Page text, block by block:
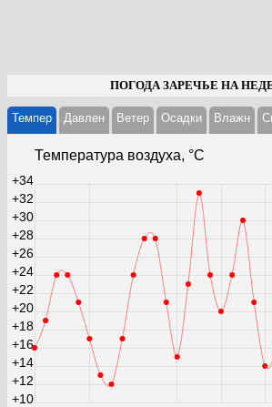
ПОГОДА ЗАРЕЧЬЕ НА
Темпер Давлен Ветер Осадки Влажн
Температура воздуха, °С
+10
+12
+14
+16
+18
+20
+22
+24
+26
+28
+30
+32
+34